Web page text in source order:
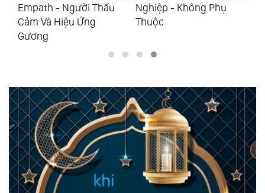
Empath - Người Thấu
Cảm Và Hiệu Ứng
Gương
Nghiệp - Không Phụ
Thuộc